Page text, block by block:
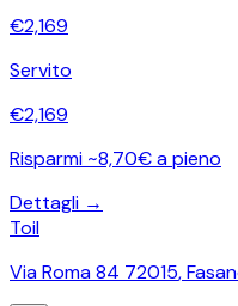
€2,169
Servito
€2,169
Risparmi ~8,70€ a pieno
Dettagli →
Toil
Via Roma 84 72015,